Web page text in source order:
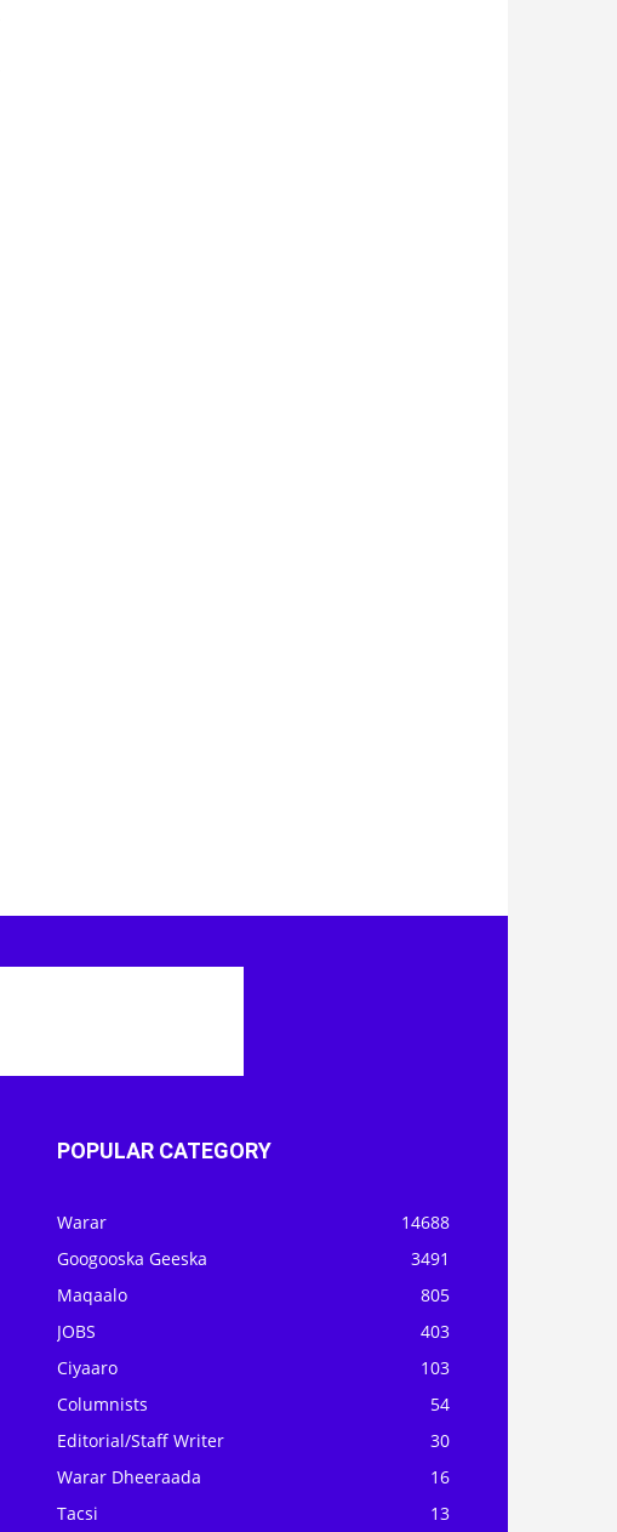
POPULAR CATEGORY
Warar
14688
Googooska Geeska
3491
Maqaalo
805
JOBS
403
Ciyaaro
103
Columnists
54
Editorial/Staff Writer
30
Warar Dheeraada
16
Tacsi
13